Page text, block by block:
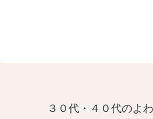
３０代・４０代のよ